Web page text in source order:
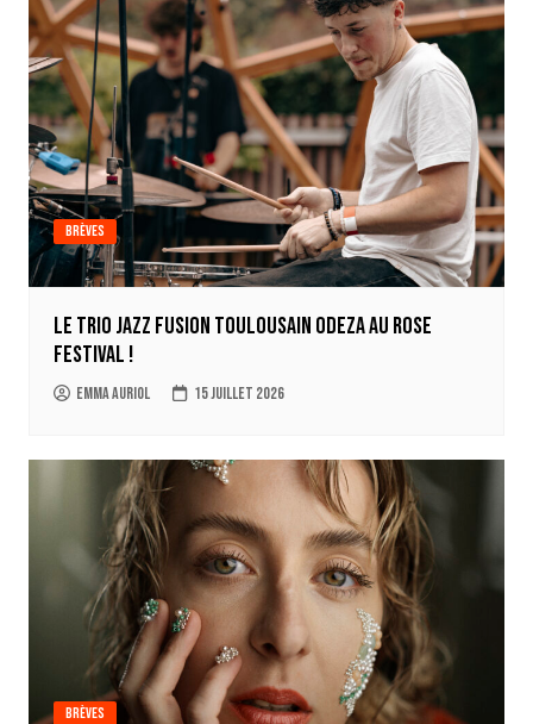
Brèves
Le trio jazz fusion toulousain ODEZA au Rose
Festival !
Emma Auriol 15 juillet 2026
Brèves